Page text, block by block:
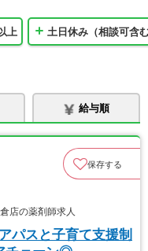
上 土日休み（相談可含
給与順
保存する
店の薬剤師求人
パスと子育て支援制